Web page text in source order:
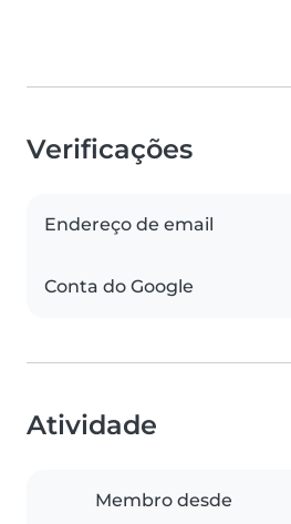
Verificações
Endereço de email
Conta do Google
Atividade
Membro desde